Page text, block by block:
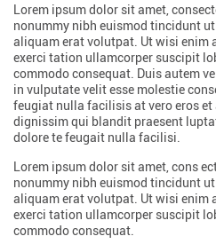
Lorem ipsum dolor sit amet,
nonummy nibh euismod tincidunt
aliquam erat volutpat. Ut wisi enim
exerci tation ullamcorper suscipit
commodo consequat. Duis autem
in vulputate velit esse molestie
feugiat nulla facilisis at vero eros
dignissim qui blandit praesent
dolore te feugait nulla facilisi.
Lorem ipsum dolor sit amet, cons
nonummy nibh euismod tincidunt
aliquam erat volutpat. Ut wisi enim
exerci tation ullamcorper suscipit
commodo consequat.